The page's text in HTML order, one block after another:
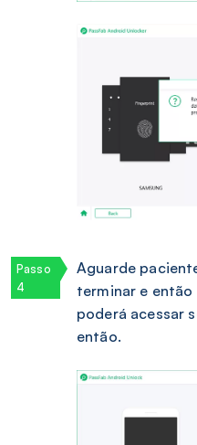
Aguarde
terminar e
poderá acessar
então.